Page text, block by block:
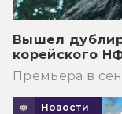
Вышел
корейского
Премьера в
Новости